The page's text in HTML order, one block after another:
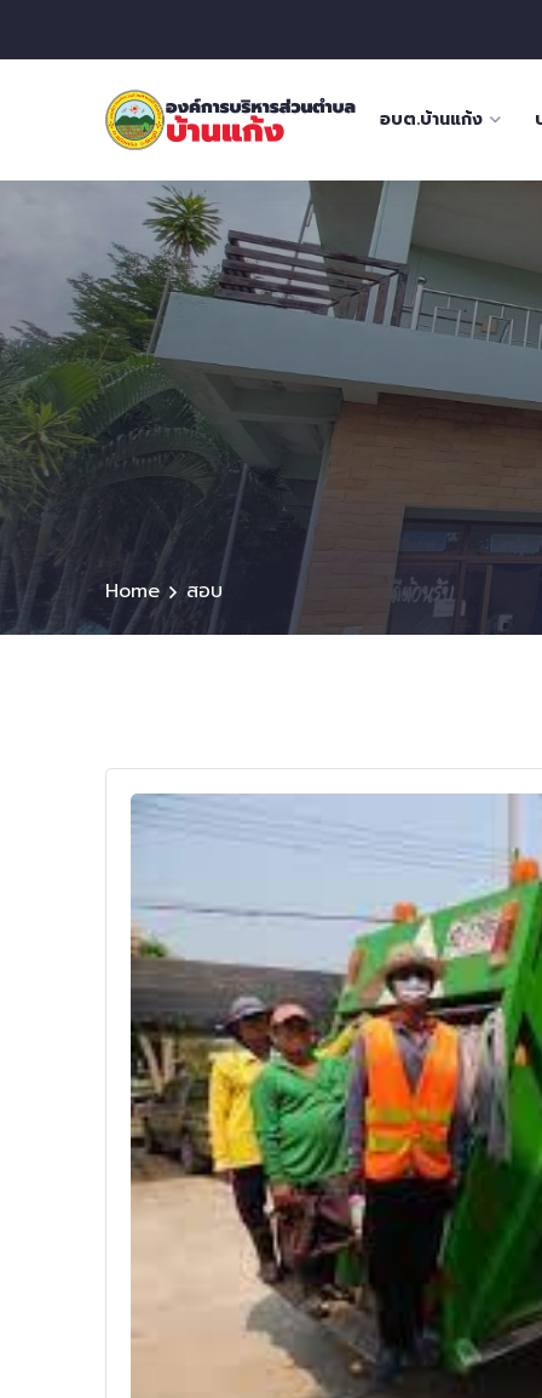
อบต.บ้านแก้ง
Home สอบ